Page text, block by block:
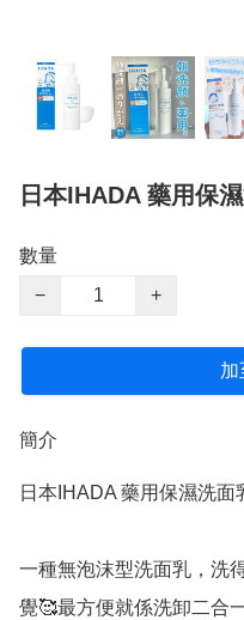
日本IHADA 藥用保
數量
−
+
加
簡介
日本IHADA 藥用保濕洗面
一種無泡沫型洗面乳，洗
覺🥰最方便就係洗卸二合